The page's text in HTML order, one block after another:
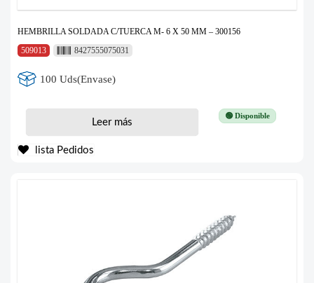
HEMBRILLA SOLDADA C/TUERCA M- 6 X 50 MM – 300156
509013
8427555075031
100 Uds(Envase)
🟢 Disponible
Leer más
lista Pedidos